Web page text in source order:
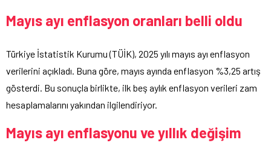
Mayıs ayı enflasyon oranları belli oldu
Türkiye İstatistik Kurumu (TÜİK), 2025 yılı mayıs ayı enflasyon
verilerini açıkladı. Buna göre, mayıs ayında enflasyon %3,25 artış
gösterdi. Bu sonuçla birlikte, ilk beş aylık enflasyon verileri zam
hesaplamalarını yakından ilgilendiriyor.
Mayıs ayı enflasyonu ve yıllık değişim